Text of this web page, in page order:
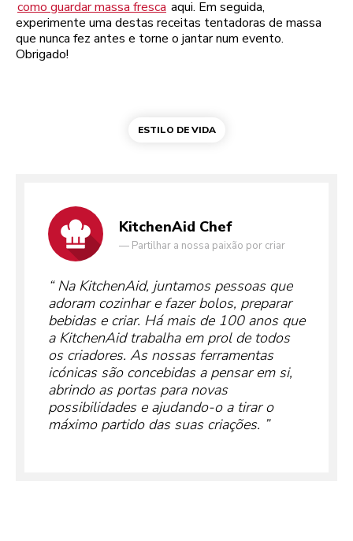
como guardar massa fresca aqui. Em seguida,
experimente uma destas receitas tentadoras de massa
que nunca fez antes e torne o jantar num evento.
Obrigado!
ESTILO DE VIDA
KitchenAid Chef
— Partilhar a nossa paixão por criar
Na KitchenAid, juntamos pessoas que
adoram cozinhar e fazer bolos, preparar
bebidas e criar. Há mais de 100 anos que
a KitchenAid trabalha em prol de todos
os criadores. As nossas ferramentas
icónicas são concebidas a pensar em si,
abrindo as portas para novas
possibilidades e ajudando-o a tirar o
máximo partido das suas criações.